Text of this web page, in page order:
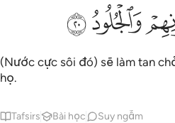
ﲨﲩ
(Nước cực sôi đó) sẽ làm tan
họ.
Tafsirs Bài học Suy ngẫm